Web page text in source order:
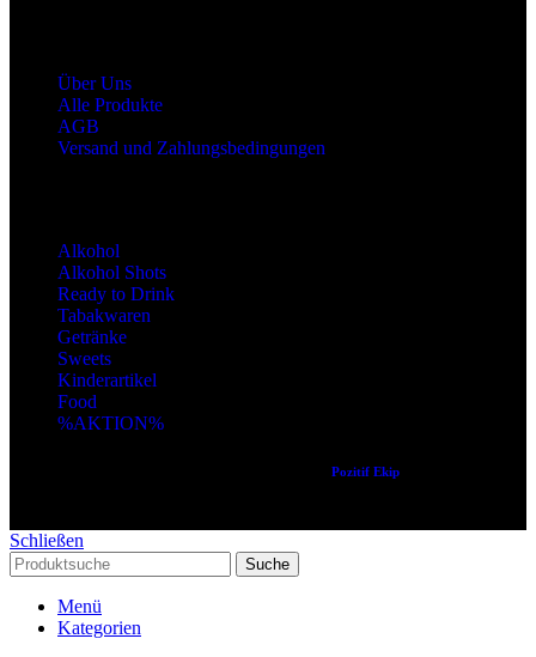
Über Uns
Alle Produkte
AGB
Versand und Zahlungsbedingungen
Alkohol
Alkohol Shots
Ready to Drink
Tabakwaren
Getränke
Sweets
Kinderartikel
Food
%AKTION%
Pozitif Ekip
Schließen
Suche
Menü
Kategorien